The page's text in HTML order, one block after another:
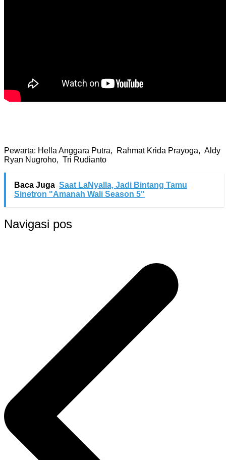
Pewarta: Hella Anggara Putra, Rahmat Krida Prayoga, Aldy
Ryan Nugroho, Tri Rudianto
Baca Juga Saat LaNyalla, Jadi Bintang Tamu
Sinetron "Amanah Wali Season 5"
Navigasi pos